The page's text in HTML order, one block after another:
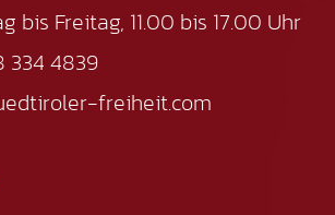
bis Freitag, 11.00 bis 17.00 Uhr
334 4839
freiheit.com